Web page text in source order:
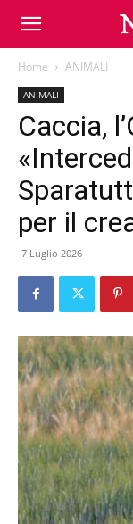
Home ANIMALI
ANIMALI
Caccia,
per il
7 Luglio 2026